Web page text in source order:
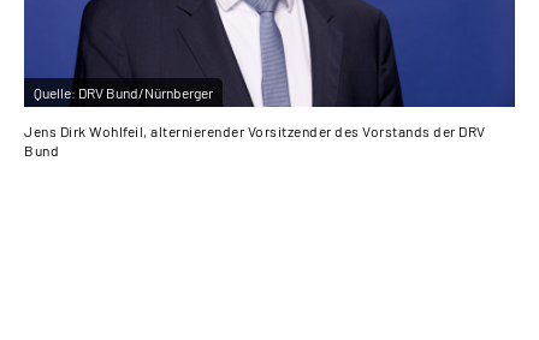
Quelle: DRV Bund/Nürnberger
Jens Dirk Wohlfeil, alternierender Vorsitzender des Vorstands der DRV
Bund